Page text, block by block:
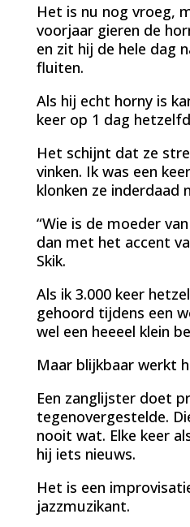
Het is nu nog vroeg,
voorjaar gieren de
en zit hij de hele dag
fluiten.
Als hij echt horny is
keer op 1 dag
Het schijnt dat ze
vinken. Ik was een
klonken ze inderdaad
“Wie is de moeder
dan met het accent
Skik.
Als ik 3.000 keer
gehoord tijdens een
wel een heeeel klein
Maar blijkbaar werkt
Een zanglijster doet
tegenovergestelde.
nooit wat. Elke keer
hij iets nieuws.
Het is een
jazzmuzikant.